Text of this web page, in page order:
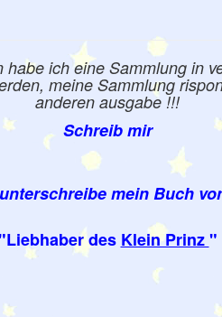
ich eine Sammlung in
meine Sammlung
anderen ausgabe !!!
Schreib mir
mein Buch
des Klein Prinz"